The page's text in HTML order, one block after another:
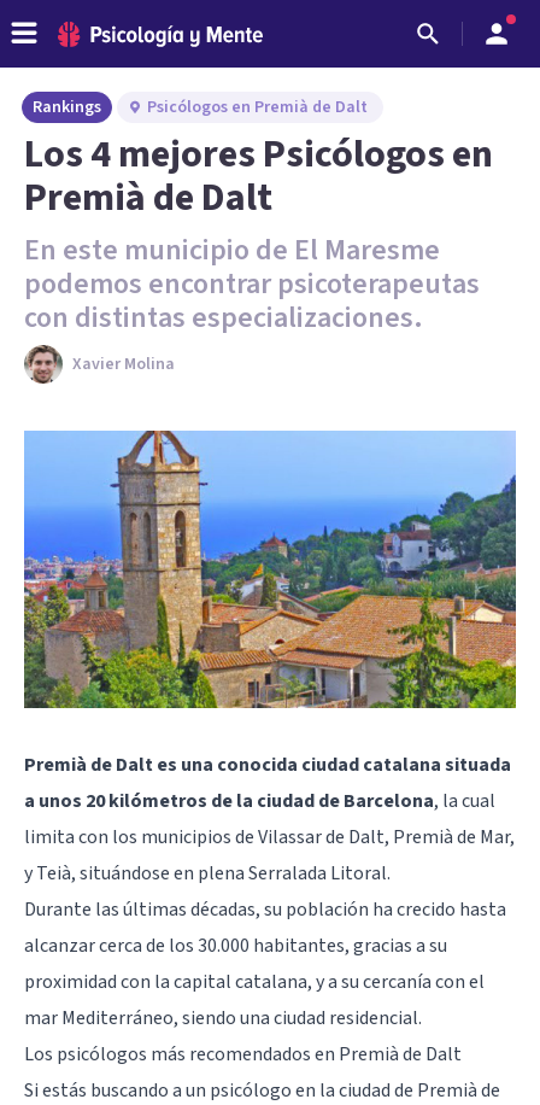
Rankings Psicólogos en Premià de Dalt
Los 4 mejores Psicólogos en
Premià de Dalt
En este municipio de El Maresme
podemos encontrar psicoterapeutas
con distintas especializaciones.
Xavier Molina
Premià de Dalt es una conocida ciudad catalana situada
a unos 20 kilómetros de la ciudad de Barcelona, la cual
limita con los municipios deVilassar de Dalt, Premià de Mar,
y Teià, situándose en plena Serralada Litoral.
Durante las últimas décadas, su población ha crecido hasta
alcanzar cerca de los 30.000 habitantes, gracias a su
proximidad con la capital catalana, y a su cercanía con el
mar Mediterráneo, siendo una ciudad residencial.
Los psicólogos más recomendados en Premià de Dalt
Si estás buscando a un psicólogo en la ciudad de Premià de